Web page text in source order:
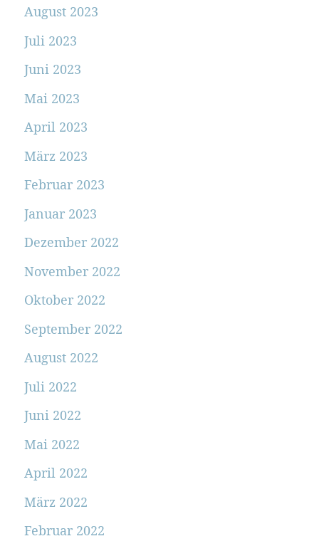
August 2023
Juli 2023
Juni 2023
Mai 2023
April 2023
März 2023
Februar 2023
Januar 2023
Dezember 2022
November 2022
Oktober 2022
September 2022
August 2022
Juli 2022
Juni 2022
Mai 2022
April 2022
März 2022
Februar 2022